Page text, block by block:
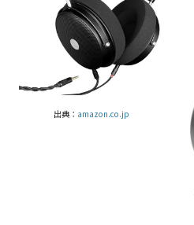
出典： amazon.co.jp